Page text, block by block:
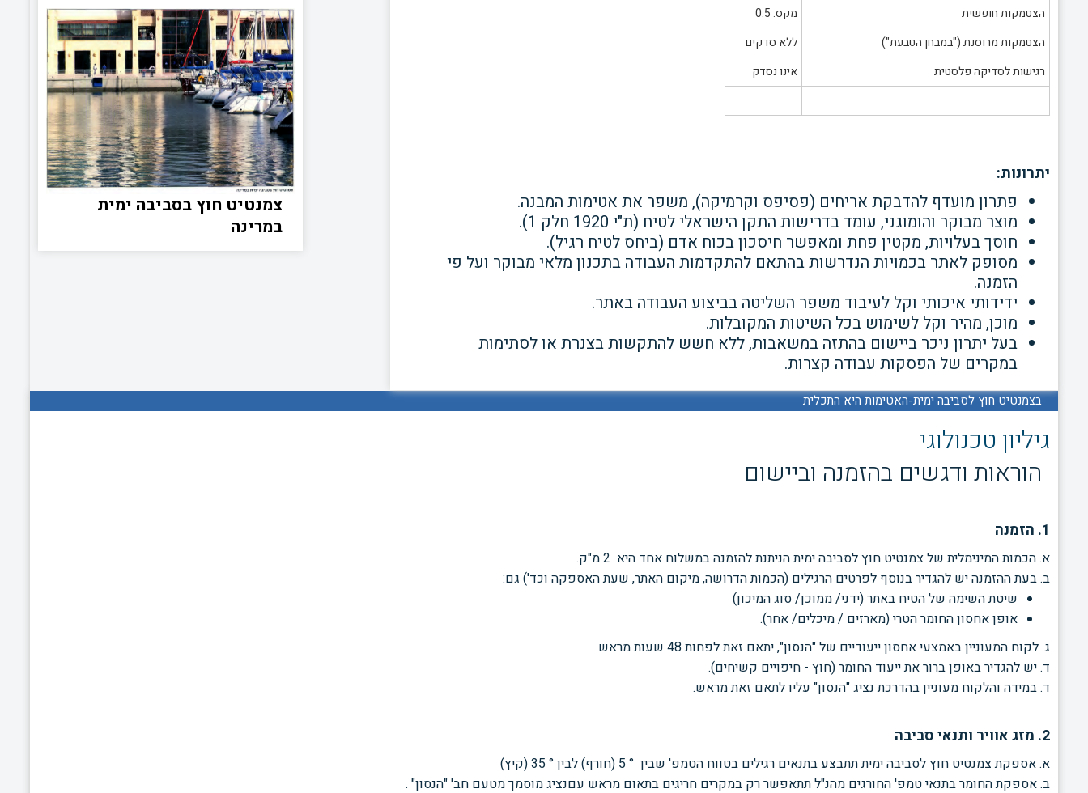
הצטמקות חופשית
מקס. 0.5
הצטמקות מרוסנת ("במבחן הטבעת")
ללא סדקים
רגישות לסדיקה פלסטית
אינו נסדק
יתרונות:
פתרון מועדף להדבקת אריחים (פסיפס וקרמיקה), משפר את אטימות המבנה.
מוצר מבוקר והומוגני, עומד בדרישות התקן הישראלי לטיח (ת"י 1920 חלק 1).
חוסך בעלויות, מקטין פחת ומאפשר חיסכון בכוח אדם (ביחס לטיח רגיל).
מסופק לאתר בכמויות הנדרשות בהתאם להתקדמות העבודה בתכנון מלאי מבוקר ועל פי
הזמנה.
ידידותי איכותי וקל לעיבוד משפר השליטה בביצוע העבודה באתר.
מוכן, מהיר וקל לשימוש בכל השיטות המקובלות.
בעל יתרון ניכר ביישום בהתזה במשאבות, ללא חשש להתקשות בצנרת או לסתימות
במקרים של הפסקות עבודה קצרות.
צמנטיט חוץ בסביבה ימית
במרינה
בצמנטיט חוץ לסביבה ימית-האטימות היא התכלית
גיליון טכנולוגי
הוראות ודגשים בהזמנה וביישום
1. הזמנה
א. הכמות המינימלית של צמנטיט חוץ לסביבה ימית הניתנת להזמנה במשלוח אחד היא 2 מ"ק.
ב. בעת ההזמנה יש להגדיר בנוסף לפרטים הרגילים (הכמות הדרושה, מיקום האתר, שעת האספקה וכד') גם:
שיטת השימה של הטיח באתר(ידני/ ממוכן/ סוג המיכון)
אופן אחסון החומר הטרי (מארזים / מיכלים/ אחר).
ג. לקוח המעוניין באמצעי אחסון ייעודיים של "הנסון", יתאם זאת לפחות 48 שעות מראש
ד. יש להגדיר באופן ברור את ייעוד החומר (חוץ - חיפויים קשיחים).
ד. במידה והלקוח מעוניין בהדרכת נציג "הנסון" עליו לתאם זאת מראש.
2. מזג אוויר ותנאי סביבה
א. אספקת צמנטיט חוץ לסביבה ימית תתבצע בתנאים רגילים בטווח הטמפ' שבין ° 5 (חורף) לבין ° 35 (קיץ)
ב. אספקת החומר בתנאי טמפ' החורגים מהנ"ל תתאפשר רק במקרים חריגים בתאום מראש עםנציג מוסמך מטעם חב' "הנסון" .